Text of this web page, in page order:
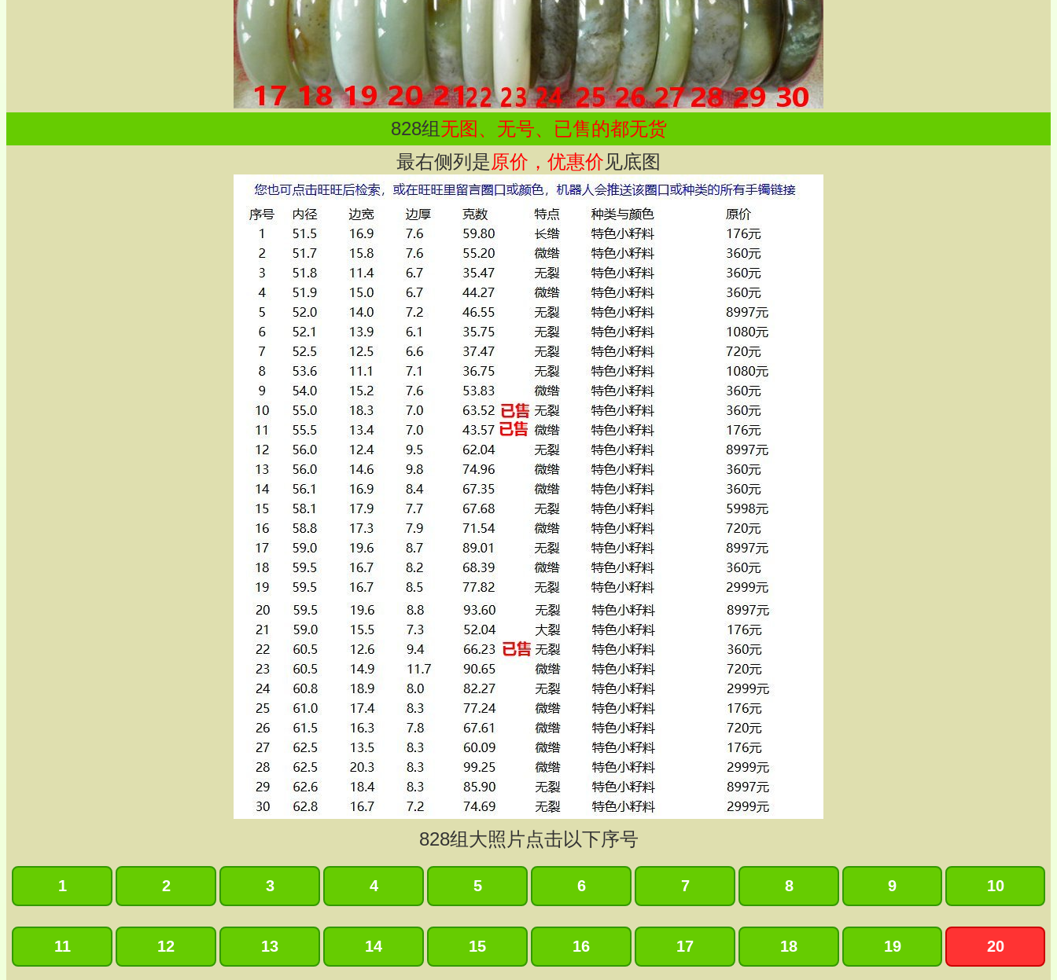
828组 无图、无号、已售的都无货
最右侧列是原价，优惠价 见底图
828组大照片点击以下序号
1 2 3 4 5 6 7 8 9 10
11 12 13 14 15 16 17 18 19 20